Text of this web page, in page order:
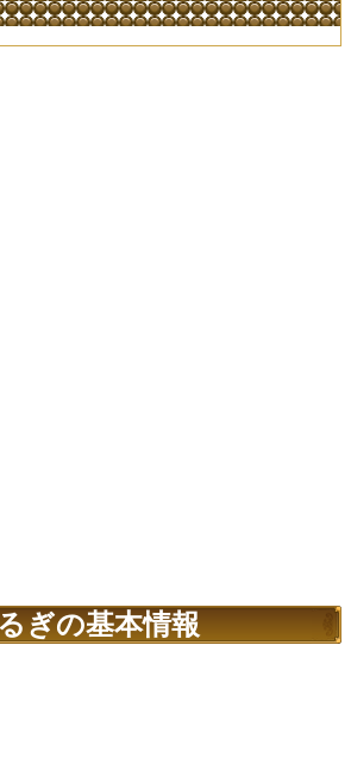
ぎの基本情報